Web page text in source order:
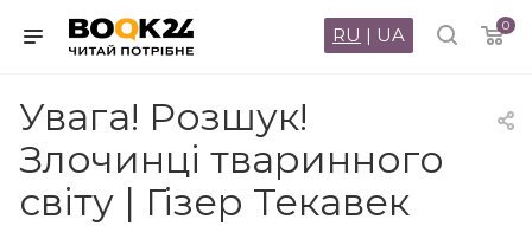
0
RU | UA
Увага! Розшук!
Злочинці тваринного
світу | Гізер Текавек